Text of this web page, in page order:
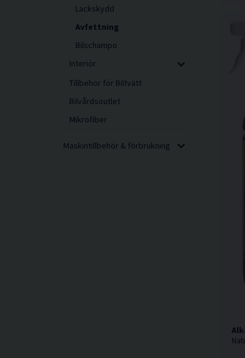
Lackskydd
Avfettning
Bilschampo
Interiör
Tillbehör för Biltvätt
Bilvårdsoutlet
Mikrofiber
Maskintillbehör & förbrukning